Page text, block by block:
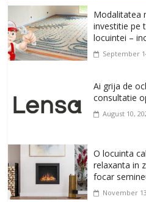
alegere
și iluminare LED
February 20, 2026 0
un corp
cu Flexor
Un ten
antirid
elastica.
February 6,
Modalitatea
investitie pe
locuintei –
September
Ai grija de
consultatie
August 10,
O locuinta
relaxanta in
focar
November